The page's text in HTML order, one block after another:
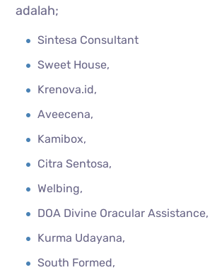
adalah;
Sintesa Consultant
Sweet House,
Krenova.id,
Aveecena,
Kamibox,
Citra Sentosa,
Welbing,
DOA Divine Oracular Assistance,
Kurma Udayana,
South Formed,